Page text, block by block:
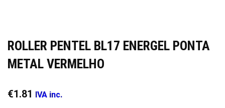
ROLLER PENTEL BL17 ENERGEL PONTA
METAL VERMELHO
€1.81 IVA inc.